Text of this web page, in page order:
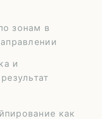
зонам в
и
как